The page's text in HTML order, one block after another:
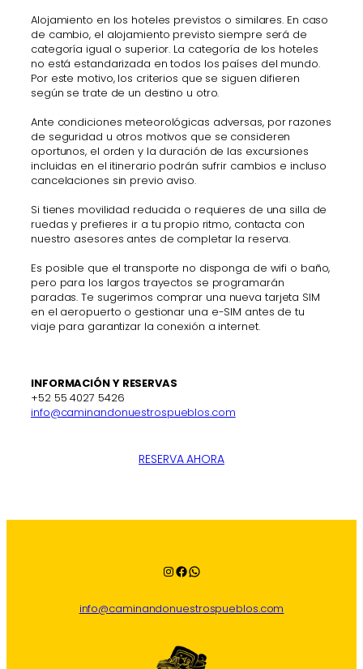
Alojamiento en los hoteles previstos o similares. En caso
de cambio, el alojamiento previsto siempre será de
categoría igual o superior. La categoría de los hoteles
no está estandarizada en todos los países del mundo.
Por este motivo, los criterios que se siguen difieren
según se trate de un destino u otro.
Ante condiciones meteorológicas adversas, por razones
de seguridad u otros motivos que se consideren
oportunos, el orden y la duración de las excursiones
incluidas en el itinerario podrán sufrir cambios e incluso
cancelaciones sin previo aviso.
Si tienes movilidad reducida o requieres de una silla de
ruedas y prefieres ir a tu propio ritmo, contacta con
nuestro asesores antes de completar la reserva.
Es posible que el transporte no disponga de wifi o baño,
pero para los largos trayectos se programarán
paradas. Te sugerimos comprar una nueva tarjeta SIM
en el aeropuerto o gestionar una e-SIM antes de tu
viaje para garantizar la conexión a internet.
INFORMACIÓN Y RESERVAS
+52 55 4027 5426
info@caminandonuestrospueblos.com
RESERVA AHORA
InstagramFacebook WhatsApp
info@caminandonuestrospueblos.com